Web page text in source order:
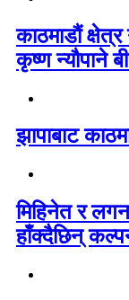
काठमाडौं
कृष्ण न्यौपाने
झापाबाट
मिहिनेत र
हाँक्दैछिन्